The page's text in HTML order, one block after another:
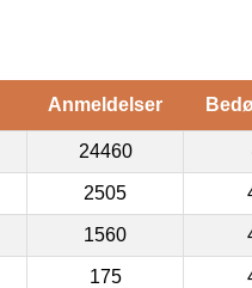
Anmeldelser
24460
2505
1560
175